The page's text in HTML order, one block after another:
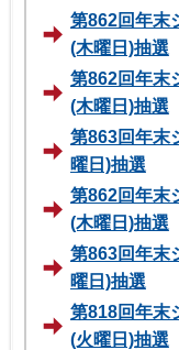
第862回年末
(木曜日)抽選
第862回年末
(木曜日)抽選
第863回年末
曜日)抽選
第862回年末
(木曜日)抽選
第863回年末
曜日)抽選
第818回年末
(火曜日)抽選